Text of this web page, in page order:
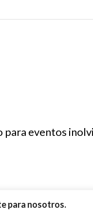
para nosotros.
eventos